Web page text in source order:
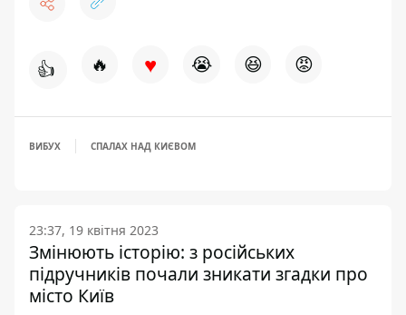
👍 🔥 ♥ 😭 😆 😡
ВИБУХ СПАЛАХ НАД КИЄВОМ
23:37, 19 квітня 2023
Змінюють історію: з російських
підручників почали зникати згадки про
місто Київ